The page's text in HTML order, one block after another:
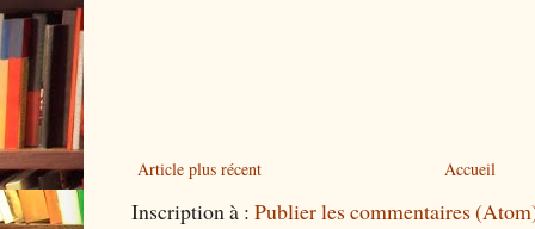
Article plus récent Accueil
Inscription à : Publier les commentaires